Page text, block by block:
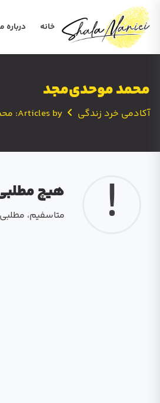
خانه درباره
محمد موحدی‌مجد
آکادمی خرد زندگی Articles by: محمد موحدی‌مجد
! هیچ
متاسفیم،